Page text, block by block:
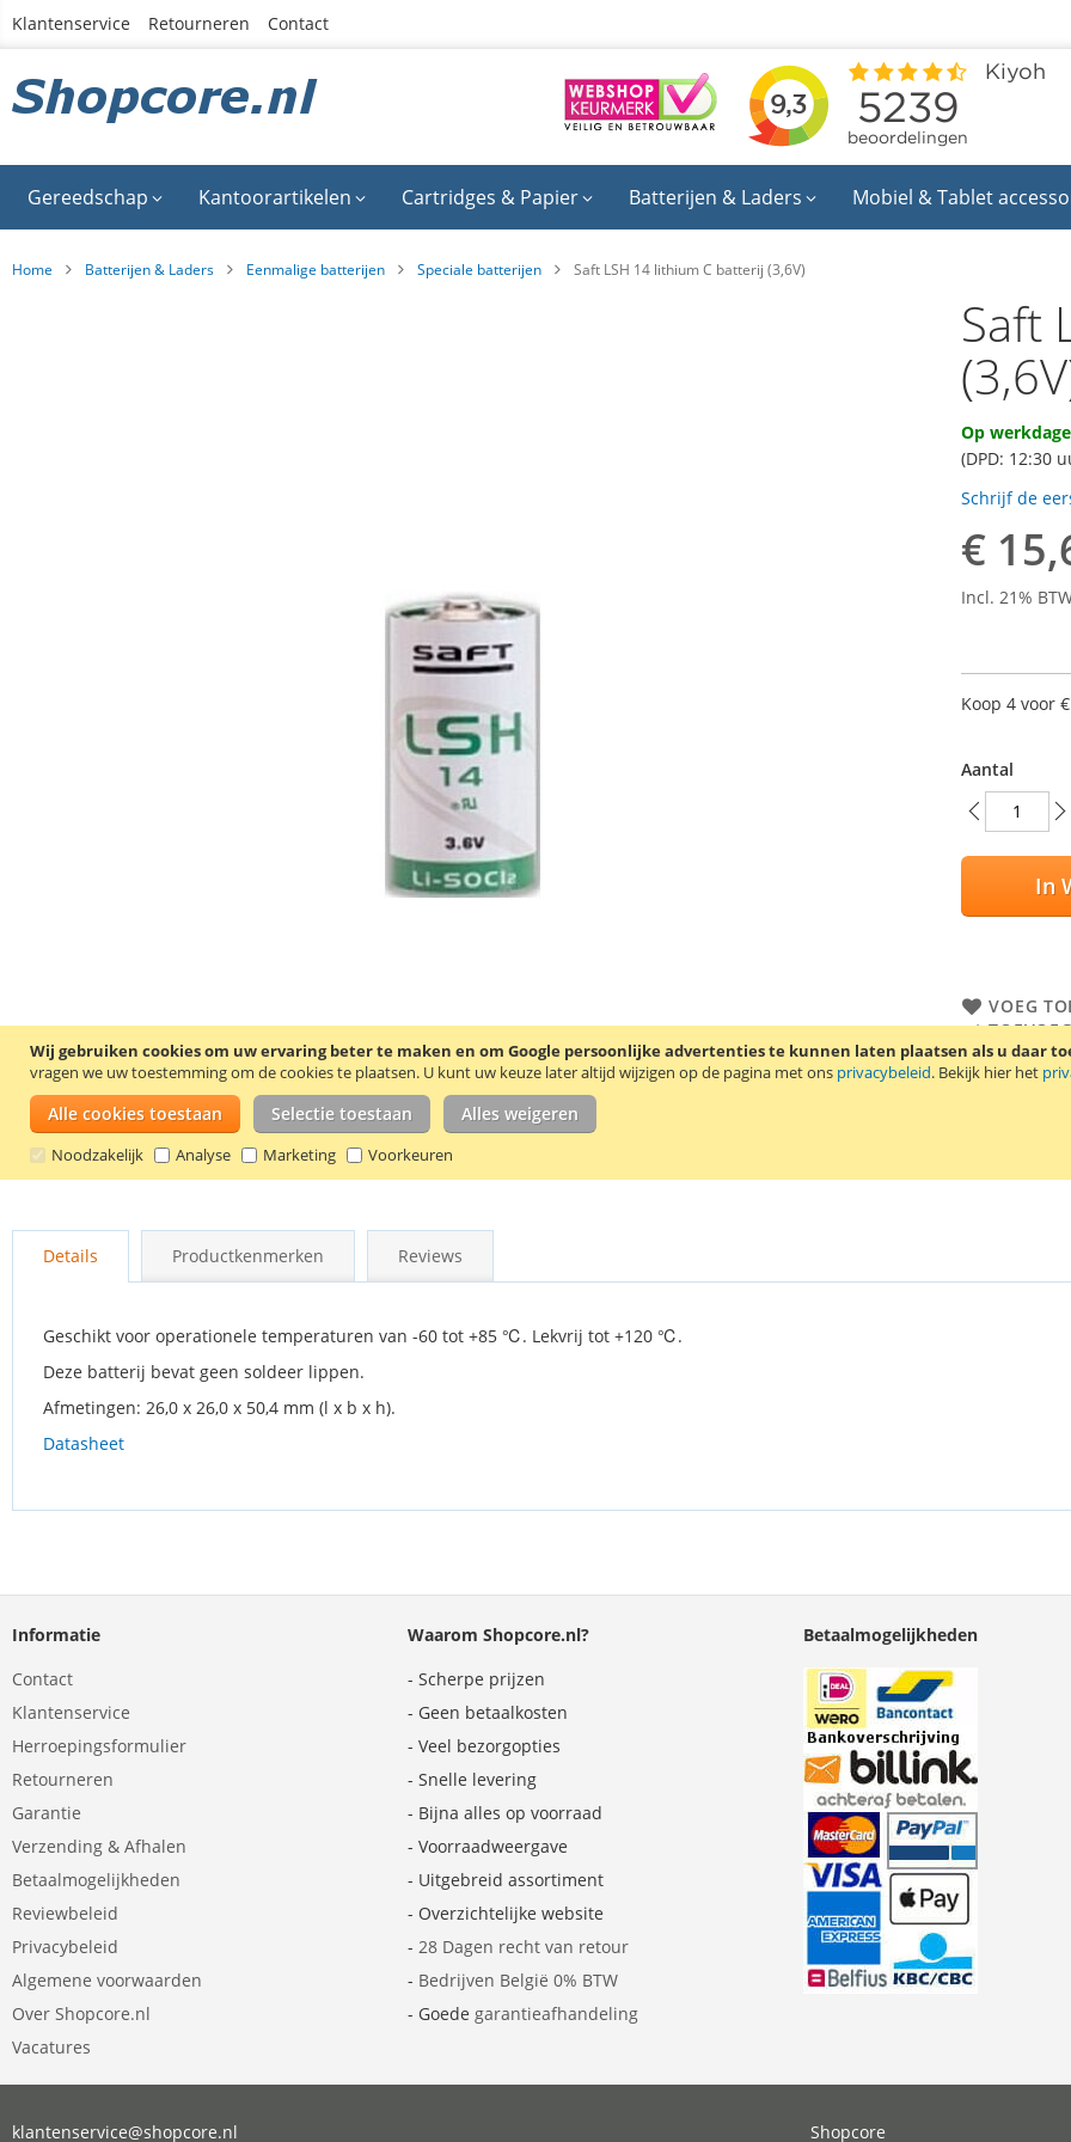
Wij gebruiken cookies om uw ervaring beter te maken en om Google persoonlijke advertenties te kunnen laten plaatsen als u daar
vragen we uw toestemming om de cookies te plaatsen. U kunt uw keuze later altijd wijzigen op de pagina met ons privacybeleid. Bekijk hier het
Alle cookies toestaan Selectie toestaan Alles weigeren
Noodzakelijk Analyse Marketing Voorkeuren
Ga
inhoud
Klantenservice Retourneren Contact
Gereedschap Kantoorartikelen Cartridges & Papier Batterijen & Laders Mobiel & Tablet
Home Batterijen & Laders Eenmalige batterijen Speciale batterijen Saft LSH 14 lithium C batterij (3,6V)
naar
gallerij
Saft
Op
(DPD: 12:30
Schrijf de
€
Incl. 21%
Koop 4 voor
Aantal
In
VOEG
Saft Lithium-
Details Productkenmerken Reviews
Geschikt voor operationele temperaturen van -60 tot +85 ℃. Lekvrij tot +120 ℃.
Deze batterij bevat geen soldeer lippen.
Afmetingen: 26,0 x 26,0 x 50,4 mm (l x b x h).
Datasheet
Informatie
Contact
Klantenservice
Herroepingsformulier
Retourneren
Garantie
Verzending & Afhalen
Betaalmogelijkheden
Reviewbeleid
Privacybeleid
Algemene voorwaarden
Over Shopcore.nl
Vacatures
Waarom Shopcore.nl?
- Scherpe prijzen
- Geen betaalkosten
- Veel bezorgopties
- Snelle levering
- Bijna alles op voorraad
- Voorraadweergave
- Uitgebreid assortiment
- Overzichtelijke website
- 28 Dagen recht van retour
- Bedrijven België 0% BTW
- Goede garantieafhandeling
Betaalmogelijkheden
klantenservice@shopcore.nl Shopcore